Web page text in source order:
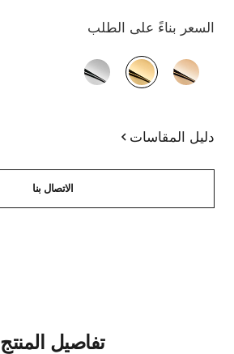
السعر بناءً على الطلب
الصيغة البديلة(3)
دليل المقاسات
الاتصال بنا
تفاصيل المنتج